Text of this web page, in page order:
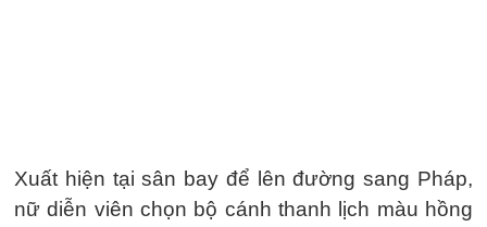
Xuất hiện tại sân bay để lên đường sang Pháp,
nữ diễn viên chọn bộ cánh thanh lịch màu hồng